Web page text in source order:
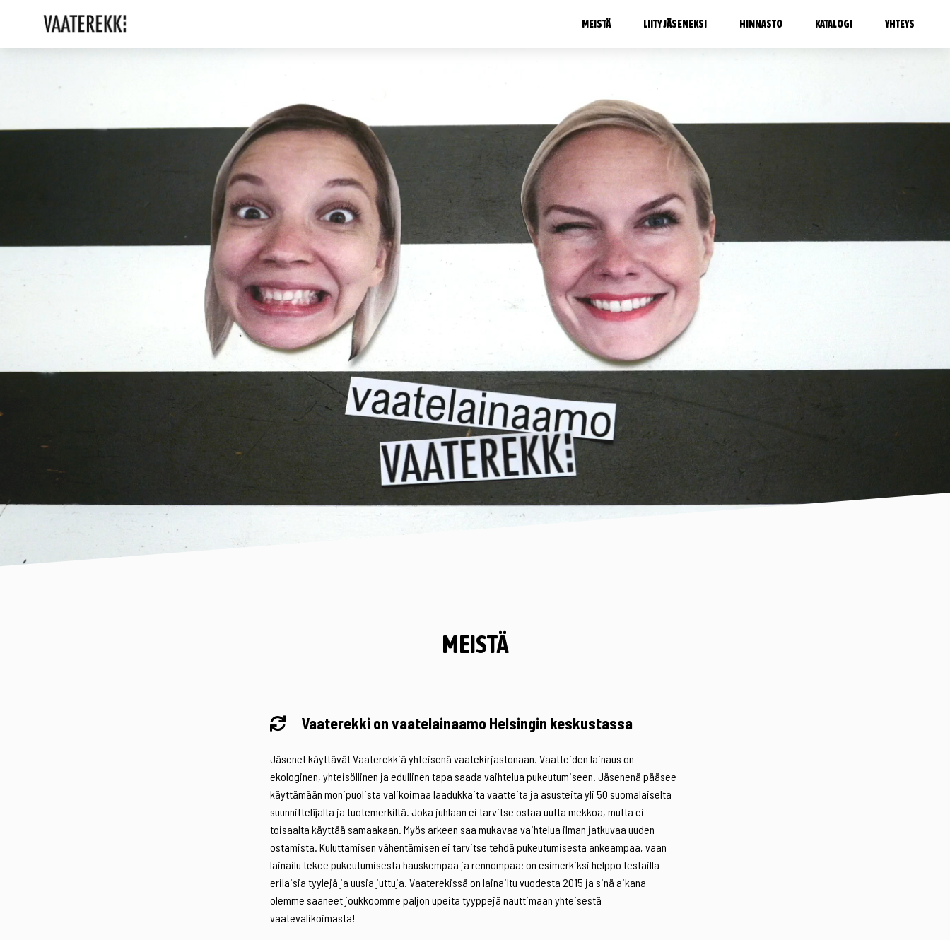
MEISTÄ LIITY JÄSENEKSI HINNASTO KATALOGI YHTEYS
MEISTÄ
Vaaterekki on vaatelainaamo Helsingin keskustassa
Jäsenet käyttävät Vaaterekkiä yhteisenä vaatekirjastonaan. Vaatteiden lainaus on
ekologinen, yhteisöllinen ja edullinen tapa saada vaihtelua pukeutumiseen. Jäsenenä pääsee
käyttämään monipuolista valikoimaa laadukkaita vaatteita ja asusteita yli 50 suomalaiselta
suunnittelijalta ja tuotemerkiltä. Joka juhlaan ei tarvitse ostaa uutta mekkoa, mutta ei
toisaalta käyttää samaakaan. Myös arkeen saa mukavaa vaihtelua ilman jatkuvaa uuden
ostamista. Kuluttamisen vähentämisen ei tarvitse tehdä pukeutumisesta ankeampaa, vaan
lainailu tekee pukeutumisesta hauskempaa ja rennompaa: on esimerkiksi helppo testailla
erilaisia tyylejä ja uusia juttuja. Vaaterekissä on lainailtu vuodesta 2015 ja sinä aikana
olemme saaneet joukkoomme paljon upeita tyyppejä nauttimaan yhteisestä
vaatevalikoimasta!